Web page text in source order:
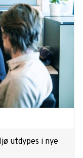
utdypes i nye